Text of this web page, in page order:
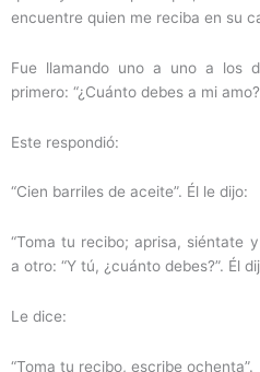
encuentre quien me reciba en su
Fue llamando uno a uno a los
primero: “¿Cuánto debes a mi
Este respondió:
“Cien barriles de aceite”. Él le dijo:
“Toma tu recibo; aprisa, siéntate
a otro: “Y tú, ¿cuánto debes?”. Él
Le dice:
“Toma tu recibo, escribe ochenta”.